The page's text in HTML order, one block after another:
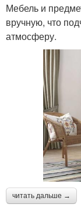
Мебель и
вручную, что
атмосферу.
читать дальше →